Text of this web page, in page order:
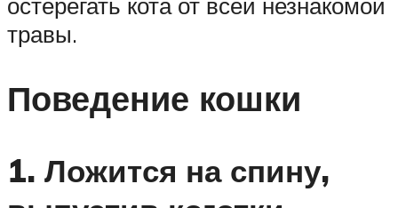
остерегать кота от всей незнакомой
травы.
Поведение кошки
1. Ложится на спину,